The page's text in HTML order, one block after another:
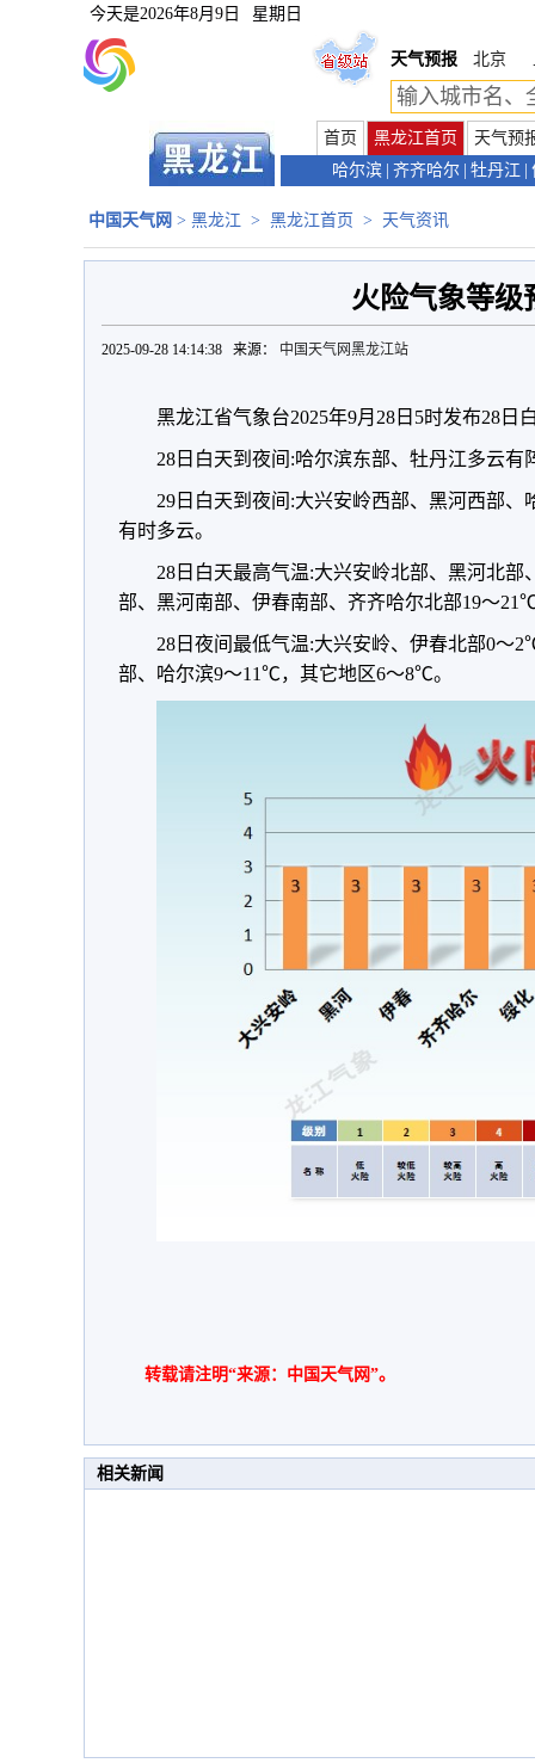
今天是2026年8月9日 星期日
天气预报 北京
首页 黑龙江首页
天气预
哈尔滨 齐齐哈尔 牡丹江
中国天气网 > 黑龙江 > 黑龙江首页 > 天气资讯
火险气象等级
2025-09-28 14:14:38 来源： 中国天气网黑龙江站
黑龙江省气象台2025年9月28日5时发布28日
28日白天到夜间:哈尔滨东部、牡丹江多云有
29日白天到夜间:大兴安岭西部、黑河西部
有时多云。
28日白天最高气温:大兴安岭北部、黑河北
部、黑河南部、伊春南部、齐齐哈尔北部19～
28日夜间最低气温:大兴安岭、伊春北部0～
部、哈尔滨9～11℃，其它地区6～8℃。
转载请注明“来源：中国天气网”。
相关新闻